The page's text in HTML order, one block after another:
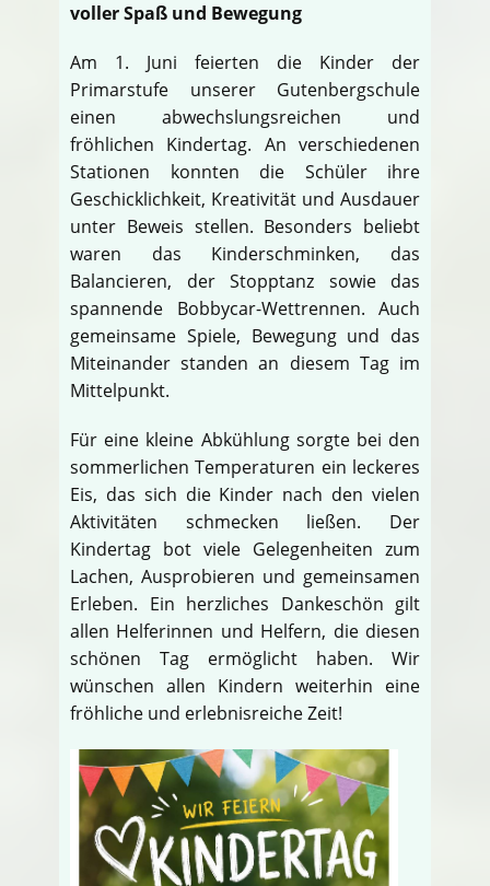
voller Spaß und Bewegung
Am 1. Juni feierten die Kinder der
Primarstufe unserer Gutenbergschule
einen abwechslungsreichen und
fröhlichen Kindertag. An verschiedenen
Stationen konnten die Schüler ihre
Geschicklichkeit, Kreativität und Ausdauer
unter Beweis stellen. Besonders beliebt
waren das Kinderschminken, das
Balancieren, der Stopptanz sowie das
spannende Bobbycar-Wettrennen. Auch
gemeinsame Spiele, Bewegung und das
Miteinander standen an diesem Tag im
Mittelpunkt.
Für eine kleine Abkühlung sorgte bei den
sommerlichen Temperaturen ein leckeres
Eis, das sich die Kinder nach den vielen
Aktivitäten schmecken ließen. Der
Kindertag bot viele Gelegenheiten zum
Lachen, Ausprobieren und gemeinsamen
Erleben. Ein herzliches Dankeschön gilt
allen Helferinnen und Helfern, die diesen
schönen Tag ermöglicht haben. Wir
wünschen allen Kindern weiterhin eine
fröhliche und erlebnisreiche Zeit!